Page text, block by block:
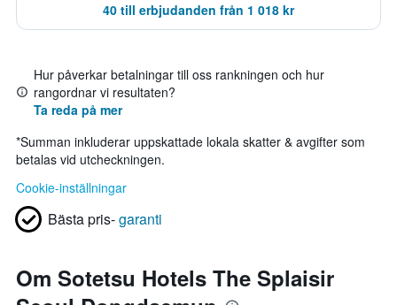
40 till erbjudanden från 1 018 kr
Hur påverkar betalningar till oss rankningen och hur
rangordnar vi resultaten?
Ta reda på mer
*Summan inkluderar uppskattade lokala skatter & avgifter som
betalas vid utcheckningen.
Cookie-inställningar
Bästa pris-garanti
Om Sotetsu Hotels The Splaisir